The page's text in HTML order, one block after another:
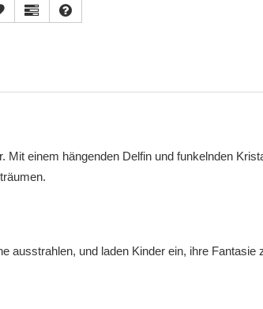
einem hängenden Delfin und funkelnden
ausstrahlen, und laden Kinder ein, ihre Fantasie